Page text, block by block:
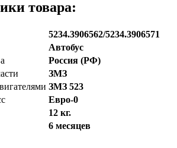
товара:
5234.3906562/5234.3906571
Автобус
Россия (РФ)
ЗМЗ
ЗМЗ 523
Евро-0
12 кг.
6 месяцев